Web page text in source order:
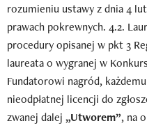
rozumieniu ustawy z dnia 4
prawach pokrewnych. 4.2.
procedury opisanej w pkt 3
laureata o wygranej w
Fundatorowi nagród,
nieodpłatnej licencji do
zwanej dalej „Utworem”, na